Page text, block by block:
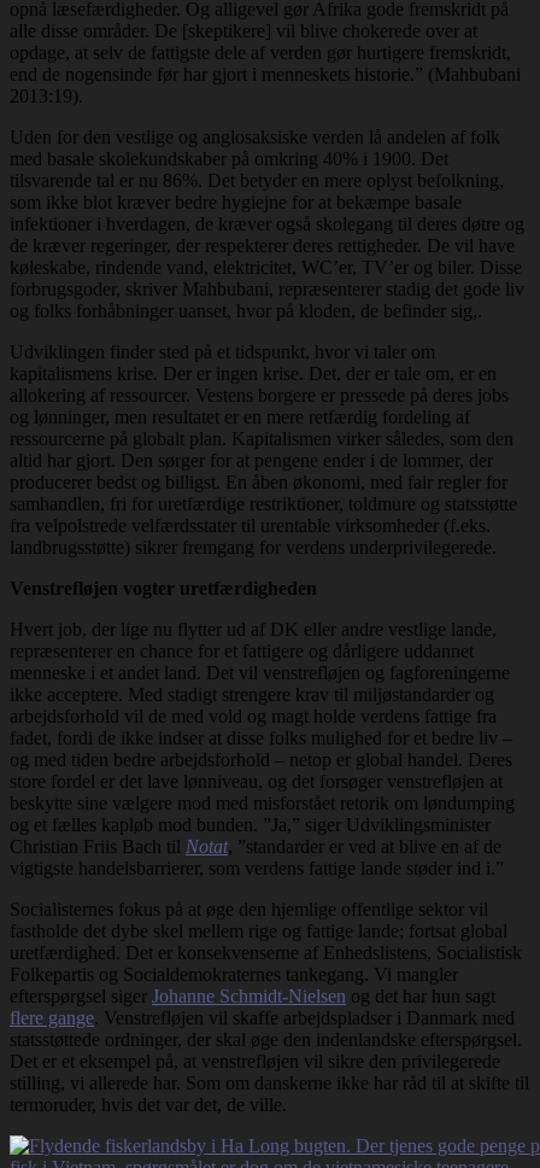
opnå læsefærdigheder. Og alligevel gør Afrika gode fremskridt på
alle disse områder. De [skeptikere] vil blive chokerede over at
opdage, at selv de fattigste dele af verden gør hurtigere fremskridt,
end de nogensinde før har gjort i menneskets historie.” (Mahbubani
2013:19).
Uden for den vestlige og anglosaksiske verden lå andelen af folk
med basale skolekundskaber på omkring 40% i 1900. Det
tilsvarende tal er nu 86%. Det betyder en mere oplyst befolkning,
som ikke blot kræver bedre hygiejne for at bekæmpe basale
infektioner i hverdagen, de kræver også skolegang til deres døtre og
de kræver regeringer, der respekterer deres rettigheder. De vil have
køleskabe, rindende vand, elektricitet, WC’er, TV’er og biler. Disse
forbrugsgoder, skriver Mahbubani, repræsenterer stadig det gode liv
og folks forhåbninger uanset, hvor på kloden, de befinder sig,.
Udviklingen finder sted på et tidspunkt, hvor vi taler om
kapitalismens krise. Der er ingen krise. Det, der er tale om, er en
allokering af ressourcer. Vestens borgere er pressede på deres jobs
og lønninger, men resultatet er en mere retfærdig fordeling af
ressourcerne på globalt plan. Kapitalismen virker således, som den
altid har gjort. Den sørger for at pengene ender i de lommer, der
producerer bedst og billigst. En åben økonomi, med fair regler for
samhandlen, fri for uretfærdige restriktioner, toldmure og statsstøtte
fra velpolstrede velfærdsstater til urentable virksomheder (f.eks.
landbrugsstøtte) sikrer fremgang for verdens underprivilegerede.
Venstrefløjen vogter uretfærdigheden
Hvert job, der lige nu flytter ud af DK eller andre vestlige lande,
repræsenterer en chance for et fattigere og dårligere uddannet
menneske i et andet land. Det vil venstrefløjen og fagforeningerne
ikke acceptere. Med stadigt strengere krav til miljøstandarder og
arbejdsforhold vil de med vold og magt holde verdens fattige fra
fadet, fordi de ikke indser at disse folks mulighed for et bedre liv –
og med tiden bedre arbejdsforhold – netop er global handel. Deres
store fordel er det lave lønniveau, og det forsøger venstrefløjen at
beskytte sine vælgere mod med misforstået retorik om løndumping
og et fælles kapløb mod bunden. ”Ja,” siger Udviklingsminister
Christian Friis Bach til Notat, ”standarder er ved at blive en af de
vigtigste handelsbarrierer, som verdens fattige lande støder ind i.”
Socialisternes fokus på at øge den hjemlige offentlige sektor vil
fastholde det dybe skel mellem rige og fattige lande; fortsat global
uretfærdighed. Det er konsekvenserne af Enhedslistens, Socialistisk
Folkepartis og Socialdemokraternes tankegang. Vi mangler
efterspørgsel siger Johanne Schmidt-Nielsen og det har hun sagt
flere gange. Venstrefløjen vil skaffe arbejdspladser i Danmark med
statsstøttede ordninger, der skal øge den indenlandske efterspørgsel.
Det er et eksempel på, at venstrefløjen vil sikre den privilegerede
stilling, vi allerede har. Som om danskerne ikke har råd til at skifte til
termoruder, hvis det var det, de ville.